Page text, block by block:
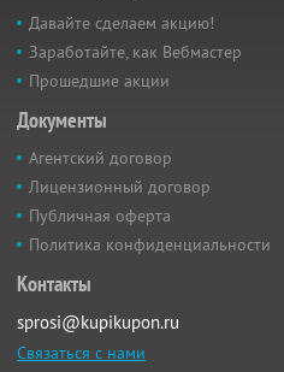
Давайте сделаем акцию!
Заработайте, как Вебмастер
Прошедшие акции
Документы
Агентский договор
Лицензионный договор
Публичная оферта
Политика конфиденциальности
Контакты
sprosi@kupikupon.ru
Связаться с нами